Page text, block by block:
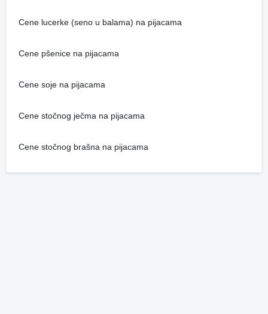
Cene lucerke (seno u balama) na pijacama
Cene pšenice na pijacama
Cene soje na pijacama
Cene stočnog ječma na pijacama
Cene stočnog brašna na pijacama